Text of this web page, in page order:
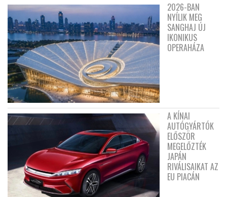
2026-BAN
NYÍLIK MEG
SANGHAJ ÚJ
IKONIKUS
OPERAHÁZA
A KÍNAI
AUTÓGYÁRTÓK
ELŐSZÖR
MEGELŐZTÉK
JAPÁN
RIVÁLISAIKAT AZ
EU PIACÁN